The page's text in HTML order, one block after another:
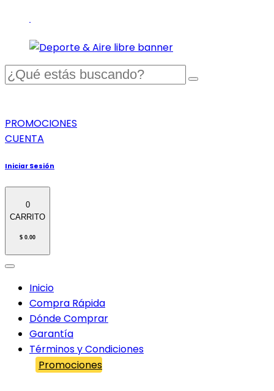
PROMOCIONES
CUENTA
Iniciar Sesión
0
CARRITO
$ 0.00
Inicio
Compra Rápida
Dónde Comprar
Garantía
Términos y Condiciones
Promociones